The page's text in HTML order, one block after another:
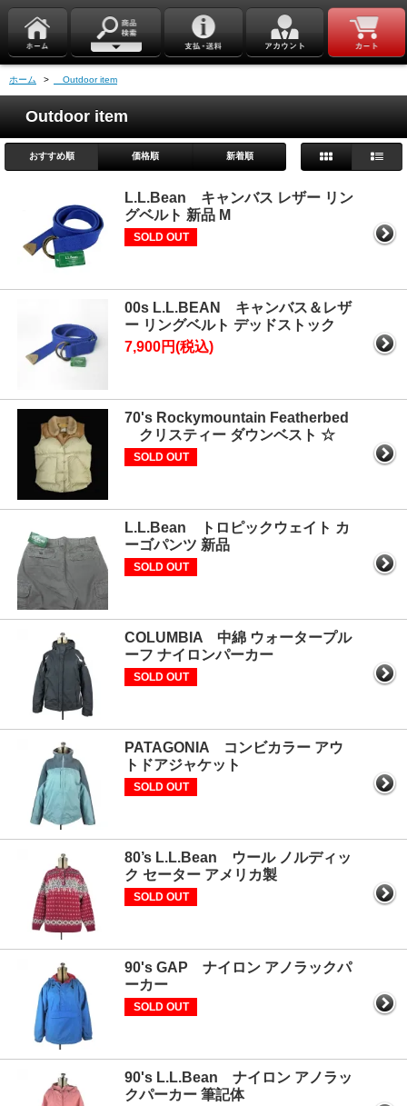
ホーム > Outdoor item
Outdoor item
おすすめ順 価格順 新着順
L.L.Bean キャンバス レザー リン
グベルト 新品 M
SOLD OUT
00s L.L.BEAN キャンバス＆レザ
ー リングベルト デッドストック
7,900円(税込)
70's Rockymountain Featherbed
クリスティー ダウンベスト ☆
SOLD OUT
L.L.Bean トロピックウェイト カ
ーゴパンツ 新品
SOLD OUT
COLUMBIA 中綿 ウォータープル
ーフ ナイロンパーカー
SOLD OUT
PATAGONIA コンビカラー アウ
トドアジャケット
SOLD OUT
80’s L.L.Bean ウール ノルディッ
ク セーター アメリカ製
SOLD OUT
90's GAP ナイロン アノラックパ
ーカー
SOLD OUT
90's L.L.Bean ナイロン アノラッ
クパーカー 筆記体